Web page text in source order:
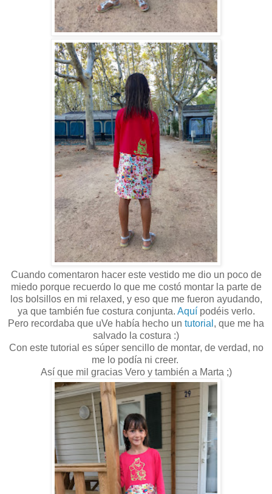
Cuando comentaron hacer este vestido me dio un poco de
miedo porque recuerdo lo que me costó montar la parte de
los bolsillos en mi relaxed, y eso que me fueron ayudando,
ya que también fue costura conjunta. Aquípodéis verlo.
Pero recordaba que uVe había hecho un tutorial , que me ha
salvado la costura :)
Con este tutorial es súper sencillo de montar, de verdad, no
me lo podía ni creer.
Así que mil gracias Vero y también a Marta ;)